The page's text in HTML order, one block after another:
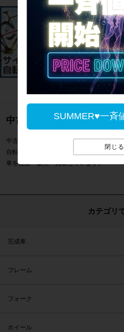
SUMMER♥一斉
閉じる
中古のロードバイク通販の
中古のロードバイク シクロクロス500mm
自転車専門店サイクルパラダイスではシ
車を通販・販売・買取しています。
カテゴリ
完成車
フレーム
フォーク
ホイール